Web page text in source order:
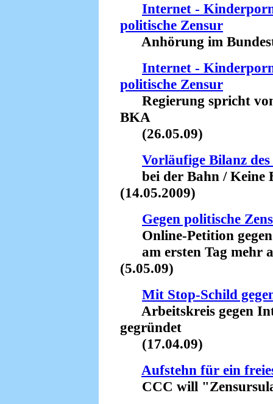
Internet -
politische Zensur
Anhörung im
Internet -
politische Zensur
Regierung spricht
BKA
(26.05.09)
Vorläufige Bilanz
bei der Bahn / Keine
(14.05.2009)
Gegen politische
Online-Petition
am ersten Tag mehr
(5.05.09)
Mit Stop-Schild
Arbeitskreis gegen
gegründet
(17.04.09)
Aufstehn für ein
CCC will